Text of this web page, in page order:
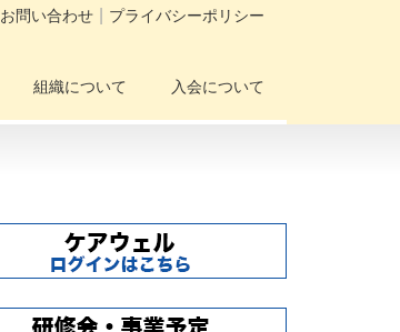
お問い合わせ プライバシーポリシー
組織について 入会について